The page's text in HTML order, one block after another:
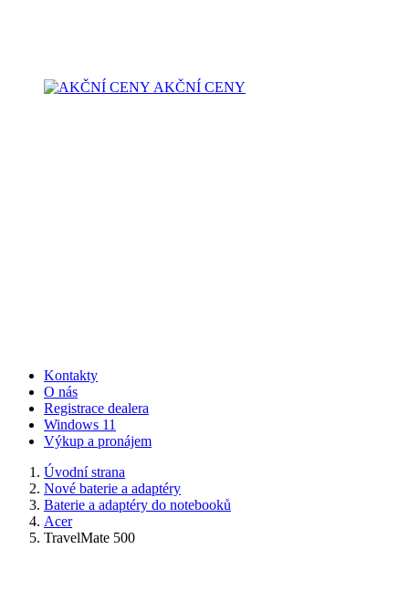
AKČNÍ CENY
Kontakty
O nás
Registrace dealera
Windows 11
Výkup a pronájem
Úvodní strana
Nové baterie a adaptéry
Baterie a adaptéry do notebooků
Acer
TravelMate 500